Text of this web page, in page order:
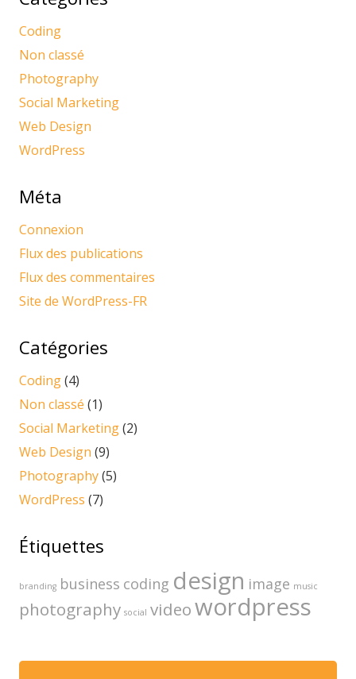
Coding
Non classé
Photography
Social Marketing
Web Design
WordPress
Méta
Connexion
Flux des publications
Flux des commentaires
Site de WordPress-FR
Catégories
Coding(4)
Non classé (1)
Social Marketing(2)
Web Design (9)
Photography(5)
WordPress (7)
Étiquettes
branding business coding design image music
photography social videowordpress